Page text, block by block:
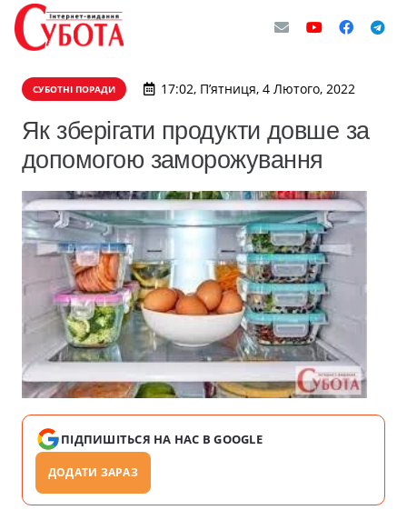
СУБОТНІ ПОРАДИ 17:02, П’ятниця, 4 Лютого, 2022
Як зберігати продукти довше за
допомогою заморожування
ПІДПИШІТЬСЯ НА НАС В GOOGLE
ДОДАТИ ЗАРАЗ